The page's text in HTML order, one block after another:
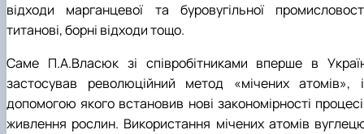
відходи марганцевої та буровугільної
титанові, борні відходи тощо.
Саме П.А.Власюк зі співробітниками вперше в
застосував революційний метод «мічених атомів»,
допомогою якого встановив нові закономірності
живлення рослин. Використання мічених атомів